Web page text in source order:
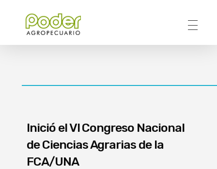
Inició el VI Congreso Nacional
de Ciencias Agrarias de la
FCA/UNA